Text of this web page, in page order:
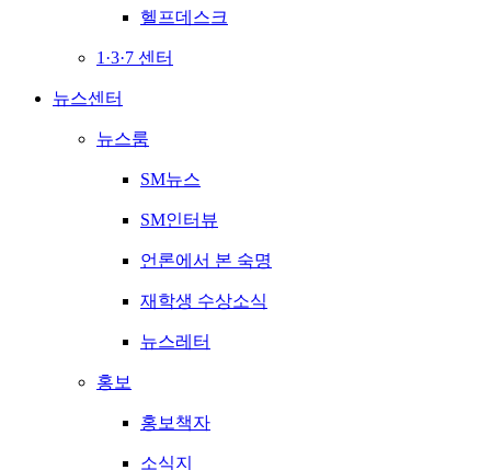
헬프데스크
1·3·7 센터
뉴스센터
뉴스룸
SM뉴스
SM인터뷰
언론에서 본 숙명
재학생 수상소식
뉴스레터
홍보
홍보책자
소식지